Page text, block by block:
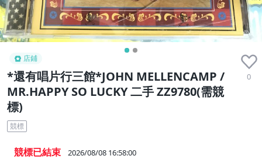
店鋪
*還有唱片行三館*JOHN MELLENCAMP /
MR.HAPPY SO LUCKY 二手 ZZ9780(需競
標)
0
競標
競標已結束 2026/08/08 16:58:00